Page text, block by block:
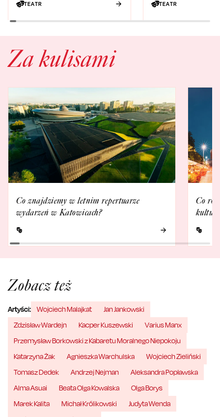
TEATR TEATR
Za kulisami
Co znajdziemy w letnim repertuarze
wydarzeń w Katowicach?
Co
Zobacz też
Artyści: Wojciech Malajkat
Jan Jankowski
Zdzisław Wardejn
Kacper Kuszewski
Varius Manx
Przemysław Borkowski z Kabaretu Moralnego Niepokoju
Katarzyna Żak
Agnieszka Warchulska
Wojciech Zieliński
Tomasz Dedek
Andrzej Nejman
Aleksandra Popławska
Alma Asuai
Beata Olga Kowalska
Olga Borys
Marek Kalita
Michał Królikowski
Judyta Wenda